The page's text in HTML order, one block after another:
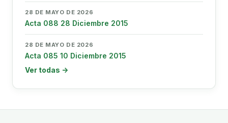
28 DE MAYO DE 2026
Acta 088 28 Diciembre 2015
28 DE MAYO DE 2026
Acta 085 10 Diciembre 2015
Ver todas →